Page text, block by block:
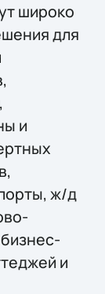
широко
для
и
ж/д
и